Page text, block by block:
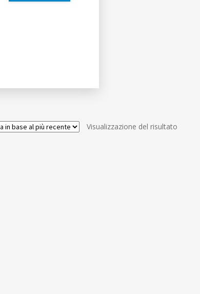
Visualizzazione del risultato